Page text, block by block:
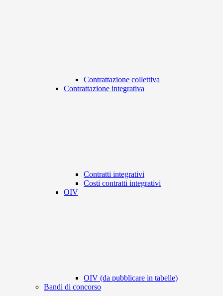
Contrattazione collettiva
Contrattazione integrativa
Contratti integrativi
Costi contratti integrativi
OIV
OIV (da pubblicare in tabelle)
Bandi di concorso